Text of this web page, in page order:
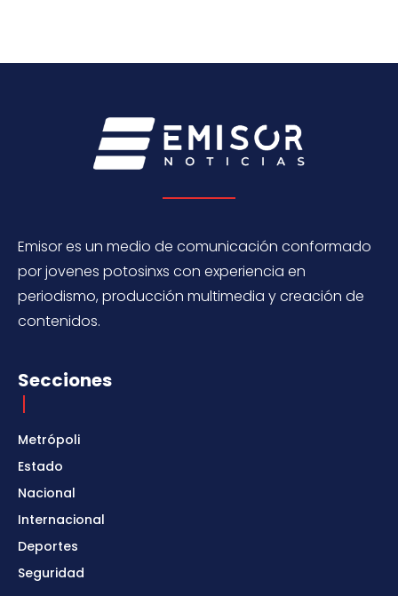
Emisor es un medio de comunicación conformado
por jovenes potosinxs con experiencia en
periodismo, producción multimedia y creación de
contenidos.
Secciones
Metrópoli
Estado
Nacional
Internacional
Deportes
Seguridad